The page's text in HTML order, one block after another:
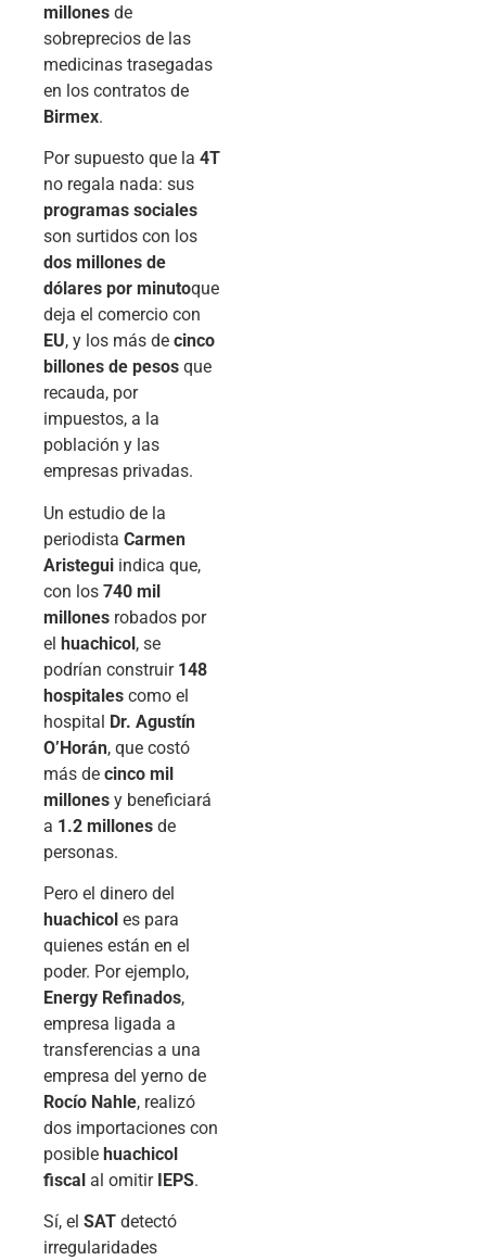
millones de
sobreprecios de las
medicinas trasegadas
en los contratos de
Birmex.
Por supuesto que la 4T
no regala nada: sus
programas sociales
son surtidos con los
dos millones de
dólares por minutoque
deja el comercio con
EU, y los más de cinco
billones de pesos que
recauda, por
impuestos, a la
población y las
empresas privadas.
Un estudio de la
periodista Carmen
Aristegui indica que,
con los 740 mil
millones robados por
el huachicol, se
podrían construir 148
hospitales como el
hospital Dr. Agustín
O’Horán, que costó
más de cinco mil
millones y beneficiará
a 1.2 millones de
personas.
Pero el dinero del
huachicol es para
quienes están en el
poder. Por ejemplo,
Energy Refinados,
empresa ligada a
transferencias a una
empresa del yerno de
Rocío Nahle, realizó
dos importaciones con
posible huachicol
fiscal al omitir IEPS.
Sí, el SAT detectó
irregularidades